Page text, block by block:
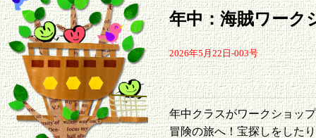
年中：海賊ワーク
2026年5月22日-003号
年中クラスがワークショッ
冒険の旅へ！宝探しをした